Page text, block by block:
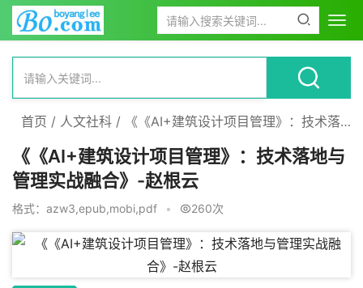
首页 / 人文社科 / 《《AI+建筑设计项目管理》：技术落地与管理实战融合》-赵根云
《《AI+建筑设计项目管理》：技术落地与
管理实战融合》-赵根云
格式：azw3,epub,mobi,pdf • 260次